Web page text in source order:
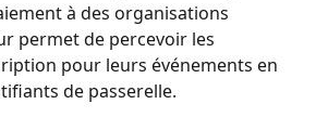
à des organisations
permet de percevoir les
pour leurs événements en
de passerelle.